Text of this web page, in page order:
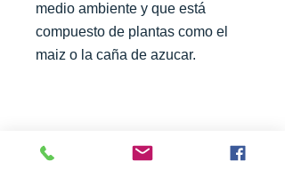
medio ambiente y que está
compuesto de plantas como el
maiz o la caña de azucar.
AYUDA
------------------------------------------------